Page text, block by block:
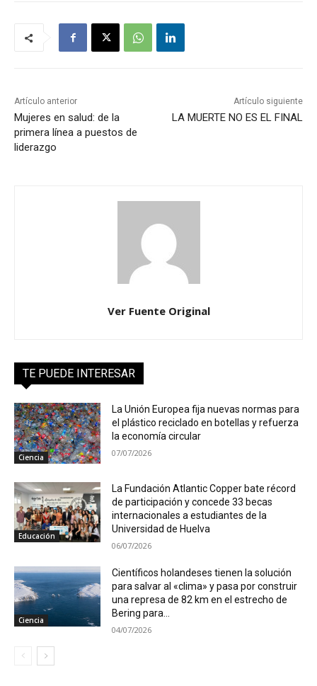
Artículo anterior
Mujeres en salud: de la
primera línea a puestos de
liderazgo
Artículo siguiente
LA MUERTE NO ES EL FINAL
Ver Fuente Original
TE PUEDE INTERESAR
Ciencia
La Unión Europea fija nuevas normas para
el plástico reciclado en botellas y refuerza
la economía circular
07/07/2026
Educación
La Fundación Atlantic Copper bate récord
de participación y concede 33 becas
internacionales a estudiantes de la
Universidad de Huelva
06/07/2026
Ciencia
Científicos holandeses tienen la solución
para salvar al «clima» y pasa por construir
una represa de 82 km en el estrecho de
Bering para...
04/07/2026